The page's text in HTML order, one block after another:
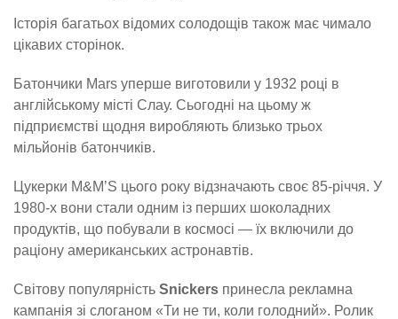
Історія багатьох відомих солодощів також має чимало
цікавих сторінок.
Батончики Mars уперше виготовили у 1932 році в
англійському місті Слау. Сьогодні на цьому ж
підприємстві щодня виробляють близько трьох
мільйонів батончиків.
Цукерки M&M’S цього року відзначають своє 85-річчя. У
1980-х вони стали одним із перших шоколадних
продуктів, що побували в космосі — їх включили до
раціону американських астронавтів.
Світову популярність Snickers принесла рекламна
кампанія зі слоганом «Ти не ти, коли голодний». Ролик